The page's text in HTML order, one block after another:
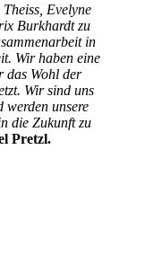
Evelyne
Burkhardt zu
in
Wir haben eine
das Wohl der
Wir sind uns
werden unsere
die Zukunft zu
Pretzl.